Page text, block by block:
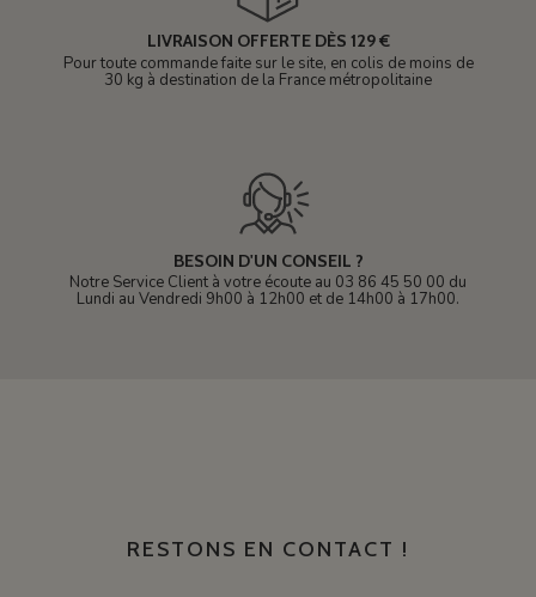
LIVRAISON OFFERTE DÈS 129 €
Pour toute commande faite sur le site, en colis de moins de
30 kg à destination de la France métropolitaine
BESOIN D'UN CONSEIL ?
Notre Service Client à votre écoute au 03 86 45 50 00 du
Lundi au Vendredi 9h00 à 12h00 et de 14h00 à 17h00.
RESTONS EN CONTACT !